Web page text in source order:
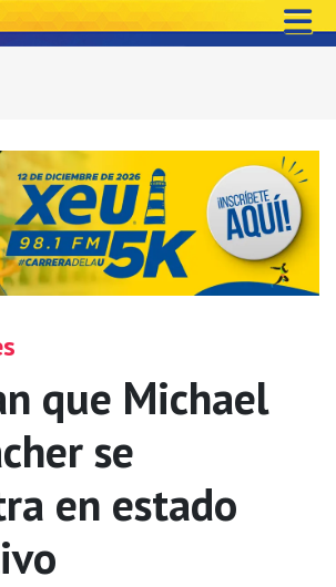
que Michael
se
en estado